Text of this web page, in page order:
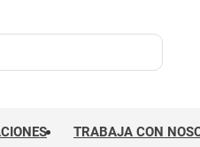
TRABAJA CON